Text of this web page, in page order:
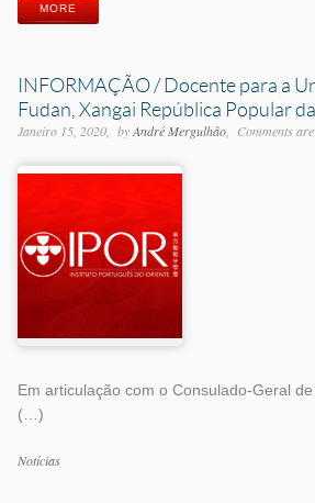
MORE
INFORMAÇÃO / Docente para a
Fudan, Xangai República Popular
Janeiro 15, 2020 byAndré Mergulhão Comments
Em articulação com o Consulado-Geral
(…)
Categorias
Notícias